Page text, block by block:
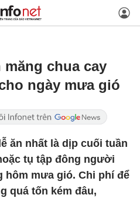
măng chua cay
ngày mưa gió
ăn nhất là dịp cuối tuần
tụ tập đông người
hôm mưa gió. Chi phí để
quá tốn kém đâu,